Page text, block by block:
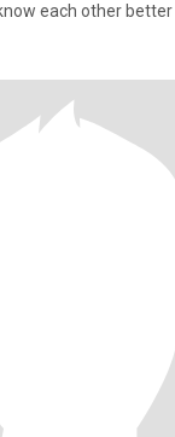
each other better